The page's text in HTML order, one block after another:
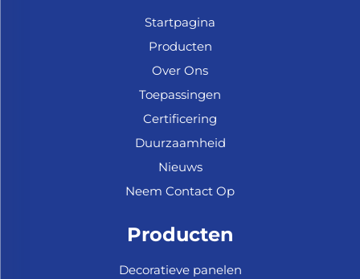
Startpagina
Producten
Over Ons
Toepassingen
Certificering
Duurzaamheid
Nieuws
Neem Contact Op
Producten
Decoratieve panelen